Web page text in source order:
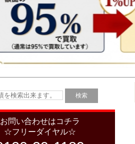
お問い合わせはコチラ
☆フリーダイヤル☆